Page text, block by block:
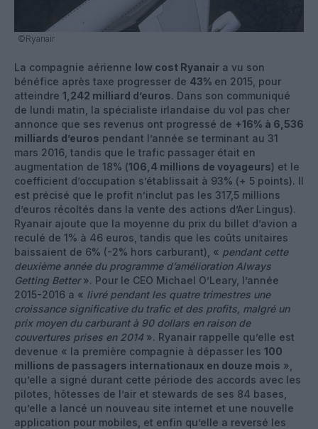
©Ryanair
La compagnie aérienne low cost Ryanair a vu son
bénéfice après taxe progresser de 43% en 2015, pour
atteindre 1,242 milliard d’euros. Dans son communiqué
de lundi matin, la spécialiste irlandaise du vol pas cher
annonce que ses revenus ont progressé de +16% à 6,536
milliards d’euros pendant l’année se terminant au 31
mars 2016, tandis que le trafic passager était en
augmentation de 18% (106,4 millions de voyageurs) et le
coefficient d’occupation s’établissait à 93% (+ 5 points). Il
est précisé que le profit n’inclut pas les 317,5 millions
d’euros récoltés dans la vente des actions d’Aer Lingus).
Ryanair ajoute que la moyenne du prix du billet d’avion a
reculé de 1% à 46 euros, tandis que les coûts unitaires
baissaient de 6% (-2% hors carburant), « pendant cette
deuxième année du programme d’amélioration Always
Getting Better». Pour le CEO Michael O’Leary, l’année
2015-2016 a « livré pendant les quatre trimestres une
croissance significative du trafic et des profits, malgré un
prix moyen du carburant à 90 dollars en raison de
couvertures prises en 2014». Ryanair rappelle qu’elle est
devenue « la première compagnie à dépasser les 100
millions de passagers internationaux en douze mois »,
qu’elle a signé durant cette période des accords avec les
pilotes, hôtesses de l’air et stewards de ses 84 bases,
qu’elle a lancé un nouveau site internet et une nouvelle
application pour mobiles, et enfin qu’elle a reversé les